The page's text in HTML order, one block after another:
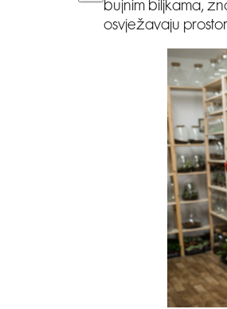
bujnim biljkama,
osvježavaju